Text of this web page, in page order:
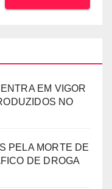
EM VIGOR
NO
PELA MORTE DE
DE DROGA